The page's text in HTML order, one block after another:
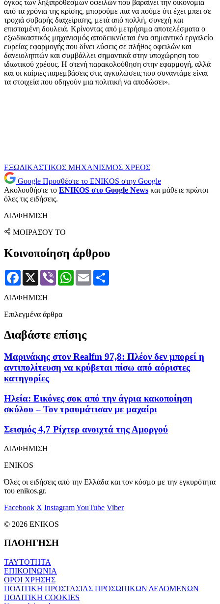
όγκος των ληξιπρόθεσμων οφειλών που βαραίνει την οικονομία
από τα χρόνια της κρίσης, μπορούμε πια να πούμε ότι έχει μπει σε
τροχιά σοβαρής διαχείρισης, μετά από πολλή, συνεχή και
επισταμένη δουλειά. Κρίνοντας από μετρήσιμα αποτελέσματα ο
εξωδικαστικός μηχανισμός αποδεικνύεται ένα σημαντικό εργαλείο
ευρείας εφαρμογής που δίνει λύσεις σε πλήθος οφειλών και
δανειοληπτών και συμβάλλει σημαντικά στην υποχώρηση του
ιδιωτικού χρέους. Η στενή παρακολούθηση στην εφαρμογή, αλλά
και οι καίριες παρεμβάσεις στις αγκυλώσεις που συναντάμε είναι
τα στοιχεία που οδηγούν μια πολιτική να αποδώσει».
ΕΞΩΔΙΚΑΣΤΙΚΟΣ ΜΗΧΑΝΙΣΜΟΣ ΧΡΕΟΣ
Google Προσθέστε το ENIKOS στην Google
Ακολουθήστε το ENIKOS στο Google News και μάθετε πρώτοι
όλες τις ειδήσεις.
ΔΙΑΦΗΜΙΣΗ
ΜΟΙΡΑΣΟΥ ΤΟ
Κοινοποίηση άρθρου
Facebook
X Viber WhatsApp
Email
ΔΙΑΦΗΜΙΣΗ
Επιλεγμένα άρθρα
Διαβάστε επίσης
Μαρινάκης στον Realfm 97,8: Πλέον δεν μπορεί η
αντιπολίτευση να κρύβεται πίσω από αόριστες
κατηγορίες
Ηλεία: Εικόνες σοκ από την άγρια κακοποίηση
σκύλου – Τον τραυμάτισαν με μαχαίρι
Σεισμός 4,7 Ρίχτερ ανοιχτά της Αμοργού
ΔΙΑΦΗΜΙΣΗ
ENIKOS
Όλες οι ειδήσεις από την Ελλάδα και τον κόσμο με την εγκυρότητα
του enikos.gr.
Facebook X InstagramYouTube Viber
© 2026 ENIKOS
ΠΛΟΗΓΗΣΗ
ΤΑΥΤΟΤΗΤΑ
ΕΠΙΚΟΙΝΩΝΙΑ
ΟΡΟΙ ΧΡΗΣΗΣ
ΠΟΛΙΤΙΚΗ ΠΡΟΣΤΑΣΙΑΣ ΠΡΟΣΩΠΙΚΩΝ ΔΕΔΟΜΕΝΩΝ
ΠΟΛΙΤΙΚΗ COOKIES